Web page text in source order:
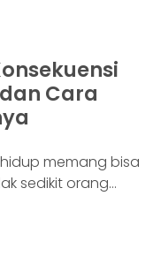
Cara
memang bisa
sedikit orang
bayar. Ini